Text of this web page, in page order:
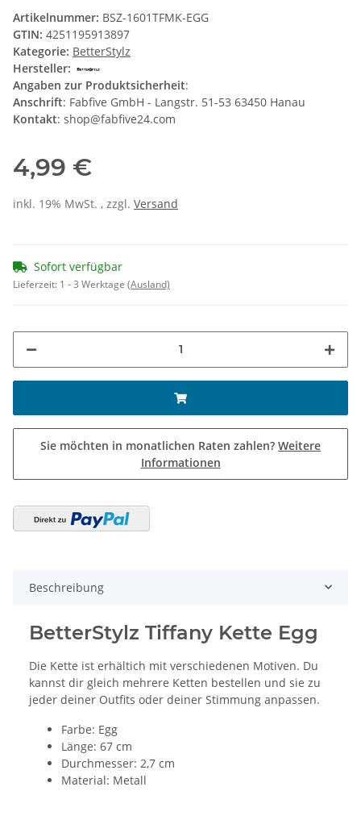
Artikelnummer: BSZ-1601TFMK-EGG
GTIN: 4251195913897
Kategorie: BetterStylz
Hersteller:
Angaben zur Produktsicherheit:
Anschrift: Fabfive GmbH - Langstr. 51-53 63450 Hanau
Kontakt: shop@fabfive24.com
4,99 €
inkl. 19% MwSt. , zzgl. Versand
Sofort verfügbar
Lieferzeit: 1 - 3 Werktage (Ausland)
Sie möchten in monatlichen Raten zahlen? Weitere
Informationen
Beschreibung
BetterStylz Tiffany Kette Egg
Die Kette ist erhältich mit verschiedenen Motiven. Du
kannst dir gleich mehrere Ketten bestellen und sie zu
jeder deiner Outfits oder deiner Stimmung anpassen.
Farbe: Egg
Länge: 67 cm
Durchmesser: 2,7 cm
Material: Metall